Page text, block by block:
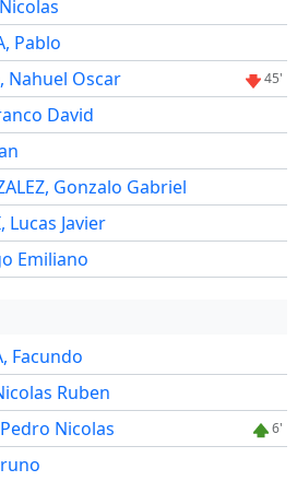
Pablo
Nahuel Oscar 45'
David
Gonzalo Gabriel
Lucas Javier
Emiliano
Facundo
Ruben
Pedro Nicolas 6'